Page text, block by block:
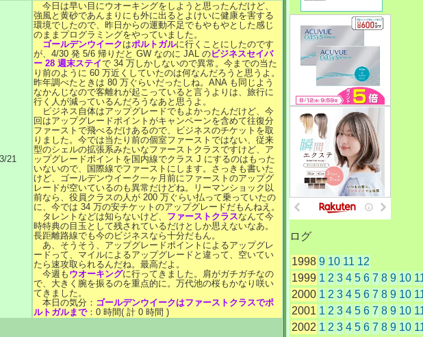
21
今日は早い目にウオーキングをしようと思ったんだけど、
強風と黄砂であんまりにも外に出るとよけいに健康を害する
環境でしたので、昨日からの運動不足でもやもやとした感じ
のままプログラミングをやっていました。
ゴールデンウイークはポルトガルに行くことにしたのです
が、4/30 発 5/6 帰りだと GW なのに JAL のビジネスセイバ
ー 28 週末ステイで 34 万しかしないので異常。今までの当た
り前のように 60 万近くしていたのは何なんだろうと思うよ。
昨年調べたときは 80 万ぐらいだったしね。ANA も同じよう
なかんじなので客離れが起こっていると言うよりは、旅行に
行く人が減っているんだろうなあと思うよ。
ビジネス自体はアップグレードでもよかったんだけど、今
回はアップグレードポイントがキャンペーンを含めて往復分
ファーストで飛べるだけあるので、ビジネスのチケットを取
りました。今では当たり前の個室ファーストではない、従来
型のシェルの拡張系みたいなファーストクラスですけど、ア
ップグレードポイントを国内線でクラス J にするのはもった
いないので、国際線でファーストにします。さっきも書いた
けど、ゴールデンウイーク一ヶ月前にファーストのアップグ
レードが空いているのも異常だけどね。リーマンショック以
前なら、役員クラスの人が 200 万ぐらい払って乗っていたの
に、今では 34 万の安チケットのアップグレードだもんねえ。
タレントなどは知らないけど、 ファーストクラスなんて今
時特典の目玉として残されているだけとしか思えないなあ。
長距離路線でも今のビジネスなら十分だもん。
あ、そうそう、アップグレードポイントによるアップグレ
ードって、マイルによるアップグレードと違って、空いてい
たら速攻取られるんだね。最高だよ。
今週も ウオーキングに行ってきました。肩がガチガチなの
で、大きく腕を振るのを重点的に。万代池の桜もかなり咲い
てきました。
本日の気分： ゴールデンウイークはファーストクラスでポ
ルトガルまで：0 時間( 計 0 時間 )
ログ
1998 9 10 11 12
1999 1 2 3 4 5 6 7 8 9 10
2000 1 2 3 4 5 6 7 8 9 10
2001 1 2 3 4 5 6 7 8 9 10
2002 1 2 3 4 5 6 7 8 9 10